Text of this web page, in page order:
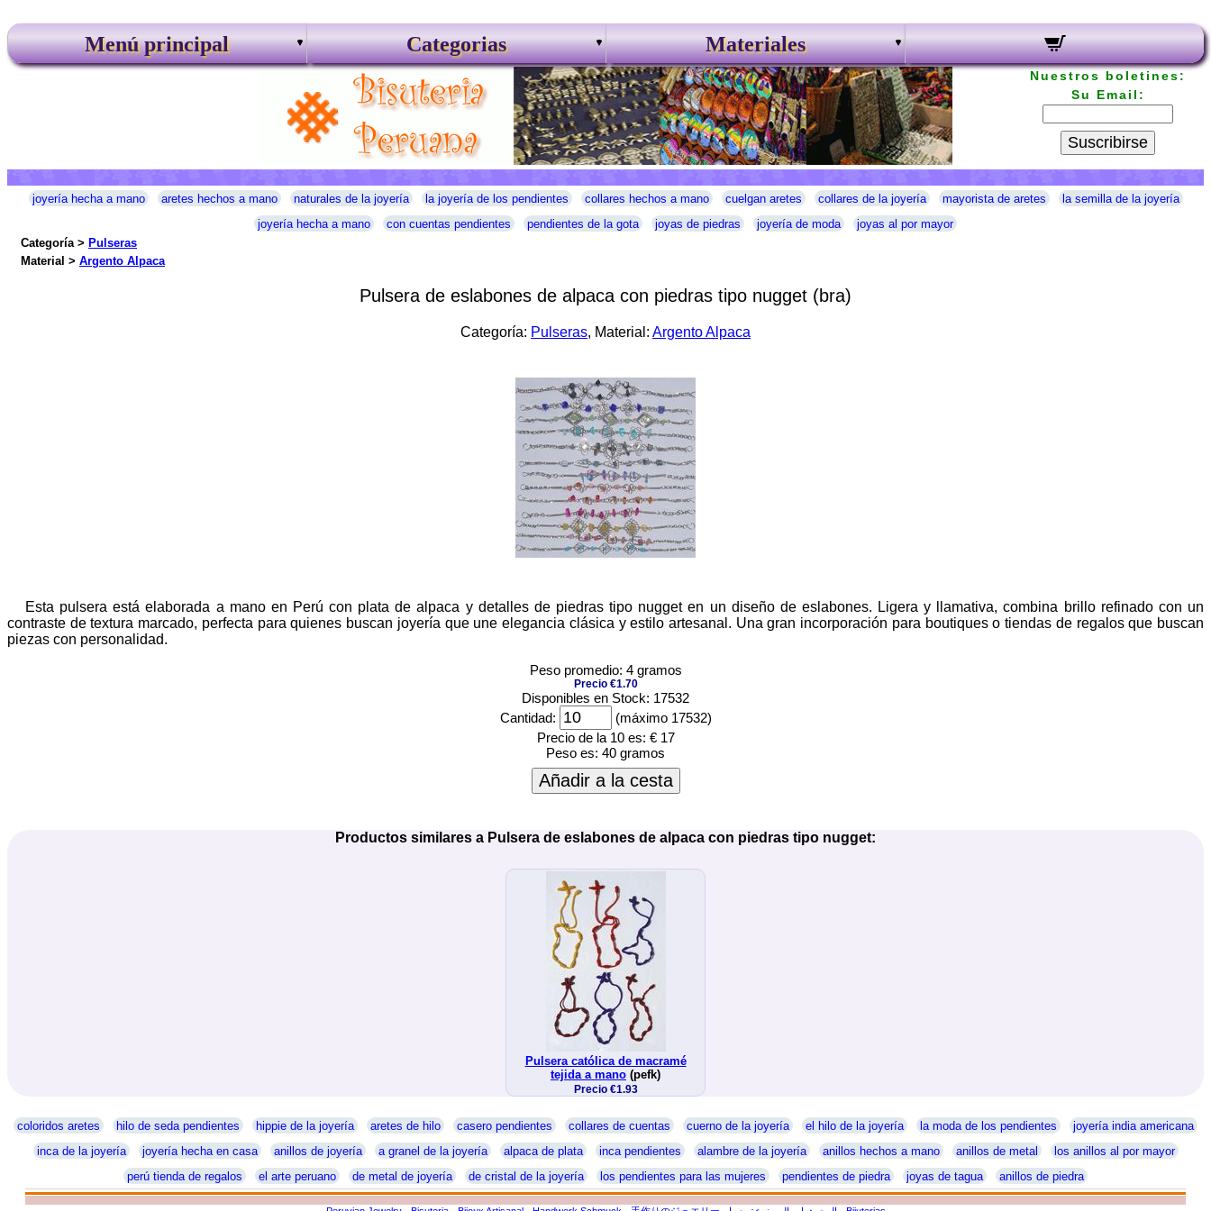
Menú principal Categorias Materiales
Nuestros boletines:
Su Email:
Suscribirse
joyería hecha a mano aretes hechos a mano naturales de la joyería la joyería de los pendientes collares hechos a mano cuelgan aretes collares de la joyería mayorista de aretes
la semilla de la joyería
joyería hecha a mano
con cuentas pendientes pendientes de la gota joyas de piedras joyería de moda
joyas al por mayor
Categoría > Pulseras
Material > Argento Alpaca
Pulsera de eslabones de alpaca con piedras tipo nugget (bra)
Categoría: Pulseras, Material: Argento Alpaca
Esta pulsera está elaborada a mano en Perú con plata de alpaca y detalles de piedras tipo nugget en un diseño de eslabones. Ligera y llamativa, combina brillo refinado con un
contraste de textura marcado, perfecta para quienes buscan joyería que une elegancia clásica y estilo artesanal. Una gran incorporación para boutiques o tiendas de regalos que buscan
piezas con personalidad.
Peso promedio: 4 gramos
Precio €1.70
Disponibles en Stock: 17532
Cantidad:
(máximo 17532)
Precio de la 10 es: € 17
Peso es: 40 gramos
Añadir a la cesta
Productos similares a Pulsera de eslabones de alpaca con piedras tipo nugget:
Pulsera católica de macramé
tejida a mano (pefk)
Precio €1.93
coloridos aretes hilo de seda pendientes hippie de la joyería aretes de hilo casero pendientes collares de cuentas cuerno de la joyería el hilo de la joyería la moda de los pendientes
joyería india americana
inca de la joyería
joyería hecha en casa anillos de joyería a granel de la joyería alpaca de plata inca pendientes alambre de la joyería anillos hechos a mano anillos de metal
los anillos al por mayor
perú tienda de regalos
el arte peruano de metal de joyería de cristal de la joyería los pendientes para las mujeres pendientes de piedra joyas de tagua anillos de piedra